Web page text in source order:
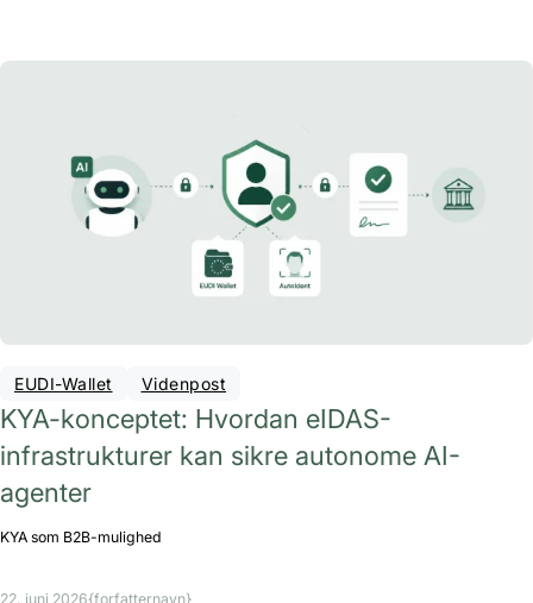
EUDI-Wallet Videnpost
KYA-konceptet: Hvordan eIDAS-
infrastrukturer kan sikre autonome AI-
agenter
KYA som B2B-mulighed
22. juni 2026{forfatternavn}